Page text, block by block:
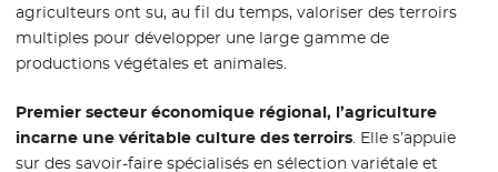
agriculteurs ont su, au fil du temps, valoriser des terroirs
multiples pour développer une large gamme de
productions végétales et animales.
Premier secteur économique régional, l’agriculture
incarne une véritable culture des terroirs. Elle s’appuie
sur des savoir-faire spécialisés en sélection variétale et